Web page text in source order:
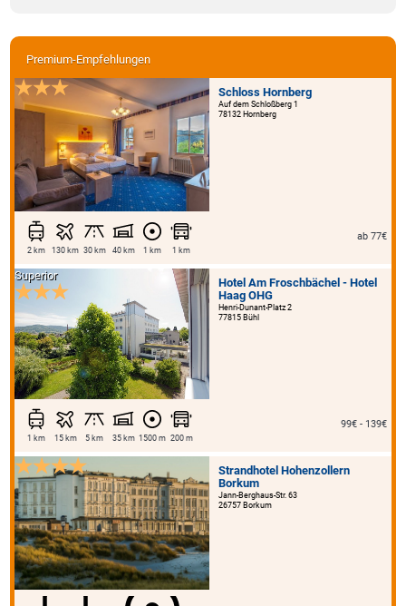
Premium-Empfehlungen
Schloss Hornberg
Auf dem Schloßberg 1
78132 Hornberg
2 km 130 km 30 km 40 km 1 km 1 km
ab 77€
Hotel Am Froschbächel - Hotel
Haag OHG
Henri-Dunant-Platz 2
77815 Bühl
Superior
1 km 15 km 5 km 35 km 1500 m 200 m
99€ - 139€
Strandhotel Hohenzollern
Borkum
Jann-Berghaus-Str. 63
26757 Borkum